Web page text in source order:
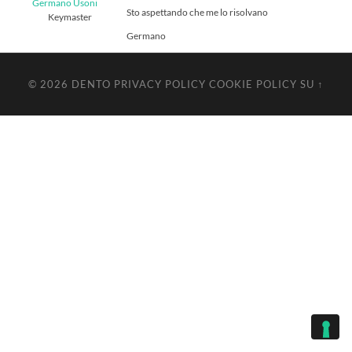
Germano Usoni
Keymaster
Sto aspettando che me lo risolvano
Germano
© 2026 DENTO PRIVACY POLICY COOKIE POLICY SU ↑